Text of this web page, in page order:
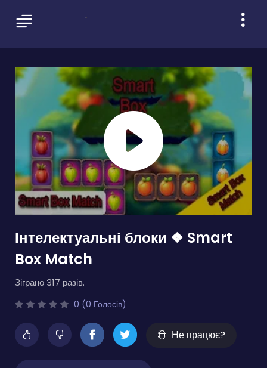
Інтелектуальні блоки ❖ Smart
Box Match
Зіграно 317 разів.
0 (0 Голосів)
Не працює?